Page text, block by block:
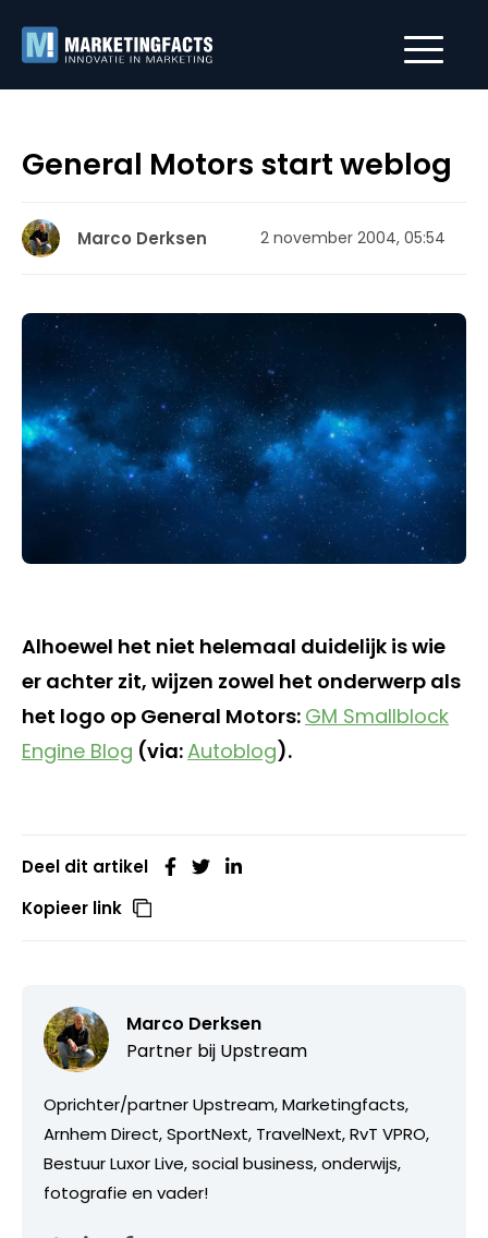
General Motors start weblog
Marco Derksen 2 november 2004, 05:54
Alhoewel het niet helemaal duidelijk is wie
er achter zit, wijzen zowel het onderwerp als
het logo op General Motors: GM Smallblock
Engine Blog (via:Autoblog).
Deel dit artikel
Kopieer link
Marco Derksen
Partner bij Upstream
Oprichter/partner Upstream, Marketingfacts,
Arnhem Direct, SportNext, TravelNext, RvT VPRO,
Bestuur Luxor Live, social business, onderwijs,
fotografie en vader!